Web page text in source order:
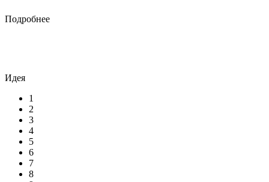
Подробнее
Идея
1
2
3
4
5
6
7
8